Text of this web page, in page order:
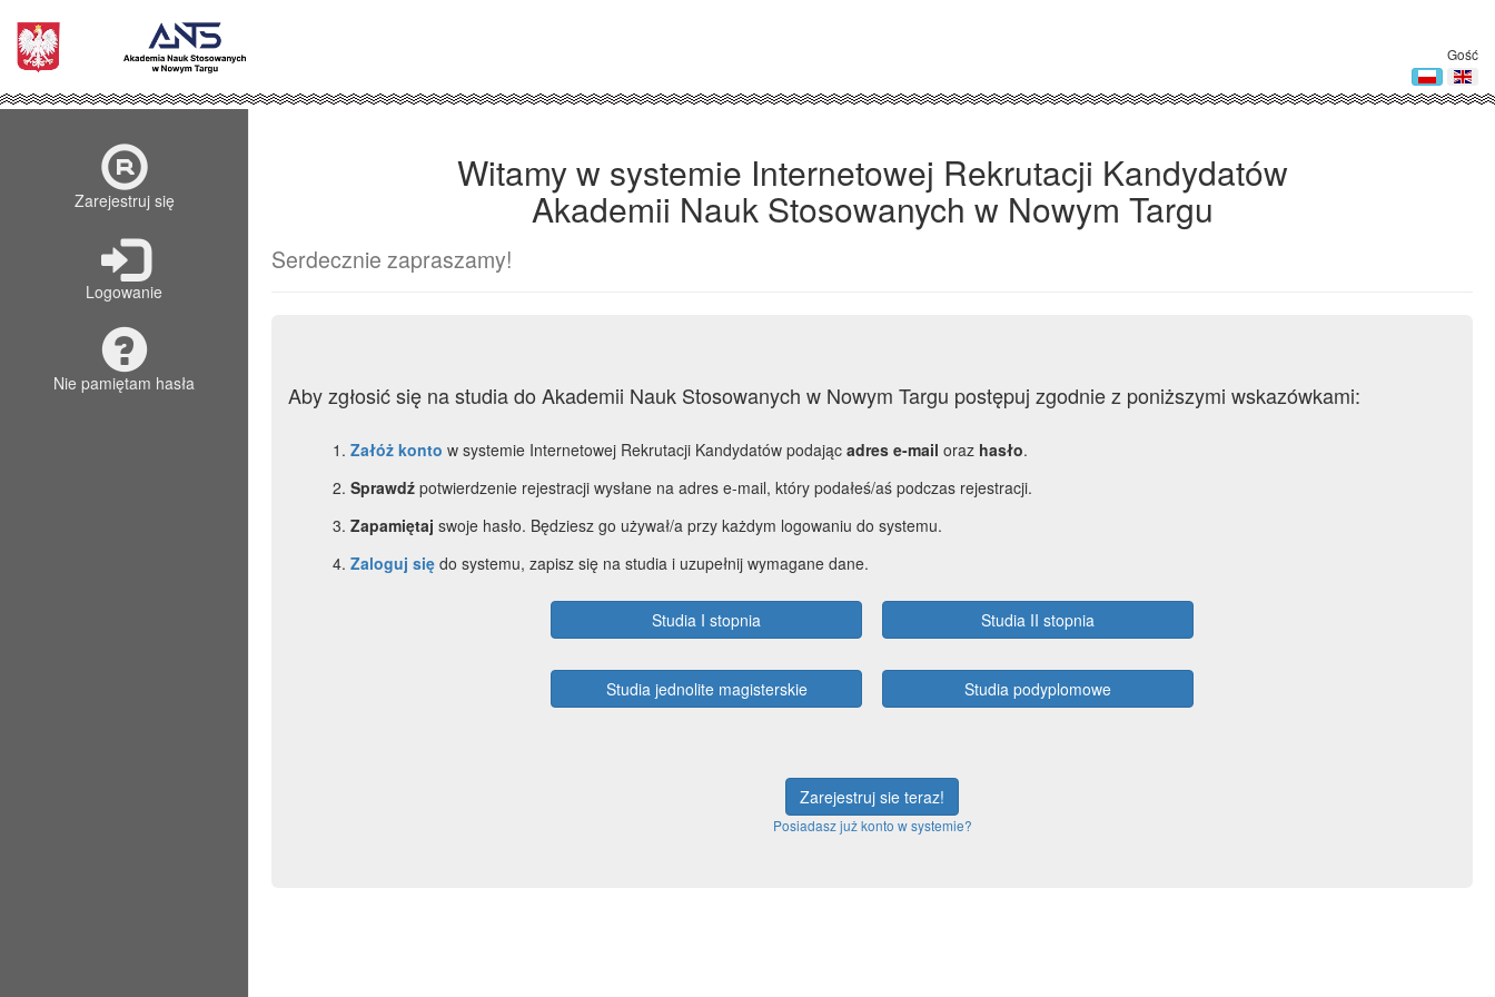
Gość
Zarejestruj się
Logowanie
Nie pamiętam hasła
Witamy w systemie Internetowej Rekrutacji Kandydatów
Akademii Nauk Stosowanych w Nowym Targu
Serdecznie zapraszamy!
Aby zgłosić się na studia do Akademii Nauk Stosowanych w Nowym Targu postępuj zgodnie z poniższymi wskazówkami:
Załóż konto w systemie Internetowej Rekrutacji Kandydatów podając adres e-mail oraz hasło.
Sprawdź potwierdzenie rejestracji wysłane na adres e-mail, który podałeś/aś podczas rejestracji.
Zapamiętaj swoje hasło. Będziesz go używał/a przy każdym logowaniu do systemu.
Zaloguj się do systemu, zapisz się na studia i uzupełnij wymagane dane.
Studia I stopnia Studia II stopnia
Studia jednolite magisterskie Studia podyplomowe
Zarejestruj sie teraz!
Posiadasz już konto w systemie?